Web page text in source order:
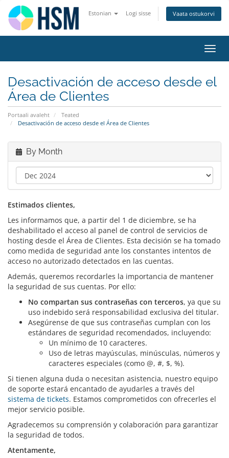
Estonian Logi sisse Vaata ostukorvi
Desactivación de acceso desde el
Área de Clientes
Portaali avaleht
Teated
Desactivación de acceso desde el Área de Clientes
By Month
Estimados clientes,
Les informamos que, a partir del 1 de diciembre, se ha
deshabilitado el acceso al panel de control de servicios de
hosting desde el Área de Clientes. Esta decisión se ha tomado
como medida de seguridad ante los constantes intentos de
acceso no autorizado detectados en las cuentas.
Además, queremos recordarles la importancia de mantener
la seguridad de sus cuentas. Por ello:
No compartan sus contraseñas con terceros, ya que su
uso indebido será responsabilidad exclusiva del titular.
Asegúrense de que sus contraseñas cumplan con los
estándares de seguridad recomendados, incluyendo:
Un mínimo de 10 caracteres.
Uso de letras mayúsculas, minúsculas, números y
caracteres especiales (como @, #, $, %).
Si tienen alguna duda o necesitan asistencia, nuestro equipo
de soporte estará encantado de ayudarles a través del
sistema de tickets. Estamos comprometidos con ofrecerles el
mejor servicio posible.
Agradecemos su comprensión y colaboración para garantizar
la seguridad de todos.
Atentamente,